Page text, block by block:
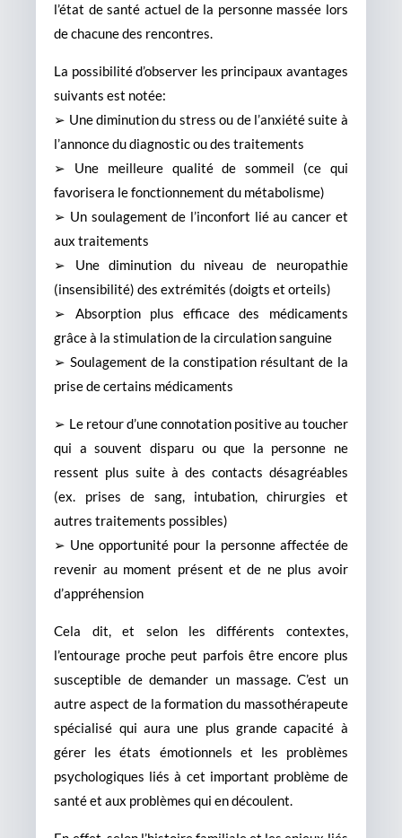
l’état de santé actuel de la personne massée lors
de chacune des rencontres.
La possibilité d’observer les principaux avantages
suivants est notée:
➢ Une diminution du stress ou de l’anxiété suite à
l’annonce du diagnostic ou des traitements
➢ Une meilleure qualité de sommeil (ce qui
favorisera le fonctionnement du métabolisme)
➢ Un soulagement de l’inconfort lié au cancer et
aux traitements
➢ Une diminution du niveau de neuropathie
(insensibilité) des extrémités (doigts et orteils)
➢ Absorption plus efficace des médicaments
grâce à la stimulation de la circulation sanguine
➢ Soulagement de la constipation résultant de la
prise de certains médicaments
➢ Le retour d’une connotation positive au toucher
qui a souvent disparu ou que la personne ne
ressent plus suite à des contacts désagréables
(ex. prises de sang, intubation, chirurgies et
autres traitements possibles)
➢ Une opportunité pour la personne affectée de
revenir au moment présent et de ne plus avoir
d’appréhension
Cela dit, et selon les différents contextes,
l’entourage proche peut parfois être encore plus
susceptible de demander un massage. C’est un
autre aspect de la formation du massothérapeute
spécialisé qui aura une plus grande capacité à
gérer les états émotionnels et les problèmes
psychologiques liés à cet important problème de
santé et aux problèmes qui en découlent.